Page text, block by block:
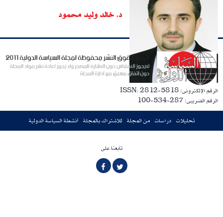
د. خالد وليد محمود
الرقم الإلكترونى: ISSN: 2812-5818
الرقم الضريبى: 287-534-100
تحليلات دراسات من المجلة للاشتراك بالمجلة أنشطة السياسة الدولية
تابعنا على